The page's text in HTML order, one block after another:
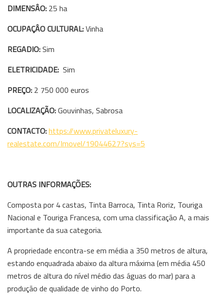
DIMENSÂO: 25 ha
OCUPAÇÂO CULTURAL:Vinha
REGADIO:Sim
ELETRICIDADE: Sim
PREÇO: 2 750 000 euros
LOCALIZAÇÃO:Gouvinhas, Sabrosa
CONTACTO:https://www.privateluxury-
realestate.com/Imovel/19044627?sys=5
OUTRAS INFORMAÇÕES:
Composta por 4 castas, Tinta Barroca, Tinta Roriz, Touriga
Nacional e Touriga Francesa, com uma classificação A, a mais
importante da sua categoria.
A propriedade encontra-se em média a 350 metros de altura,
estando enquadrada abaixo da altura máxima (em média 450
metros de altura do nível médio das águas do mar) para a
produção de qualidade de vinho do Porto.